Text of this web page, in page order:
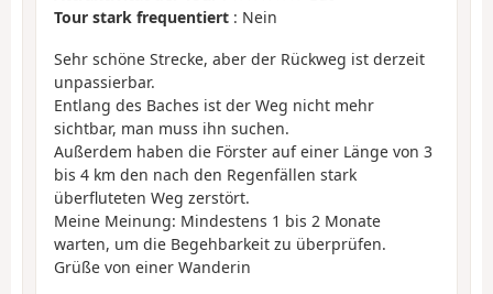
Tour stark frequentiert : Nein
Sehr schöne Strecke, aber der Rückweg ist derzeit
unpassierbar.
Entlang des Baches ist der Weg nicht mehr
sichtbar, man muss ihn suchen.
Außerdem haben die Förster auf einer Länge von 3
bis 4 km den nach den Regenfällen stark
überfluteten Weg zerstört.
Meine Meinung: Mindestens 1 bis 2 Monate
warten, um die Begehbarkeit zu überprüfen.
Grüße von einer Wanderin